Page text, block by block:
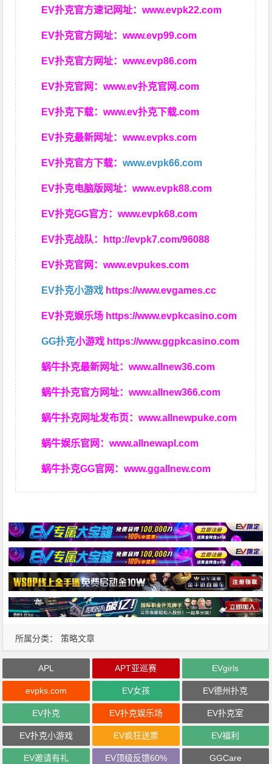
EV扑克官方速记网址：www.evpk22.com
EV扑克官方网址：www.evp99.com
EV扑克官方网址：www.evp86.com
EV扑克官网：www.ev扑克官网.com
EV扑克下载：www.ev扑克下载.com
EV扑克最新网址：www.evpks.com
EV扑克官方下载：www.evpk66.com
EV扑克电脑版网址：www.evpk88.com
EV扑克GG官方：www.evpk68.com
EV扑克战队： http://evpk7.com/96088
EV扑克官网：www.evpukes.com
EV扑克小游戏 https://www.evgames.cc
EV扑克娱乐场 https://www.evpkcasino.com
GG扑克小游戏 https://www.ggpkcasino.com
蜗牛扑克最新网址：www.allnew36.com
蜗牛扑克官方网址：www.allnew366.com
蜗牛扑克网址发布页：www.allnewpuke.com
蜗牛娱乐官网：www.allnewapl.com
蜗牛扑克GG官网：www.ggallnew.com
所属分类： 策略文章
APL APT亚巡赛 EVgirls
evpks.com EV女孩 EV德州扑克
EV扑克 EV扑克娱乐场 EV扑克室
EV扑克小游戏 EV疯狂送票 EV福利
EV邀请有礼 EV顶级反馈60% GGCare